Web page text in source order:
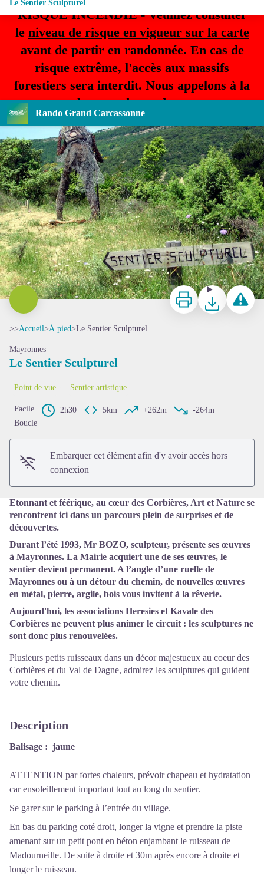
RISQUE INCENDIE - Veuillez consulter
le niveau de risque en vigueur sur la carte
avant de partir en randonnée. En cas de
risque extrême, l'accès aux massifs
forestiers sera interdit. Nous appelons à la
plus grande prudence.
Rando Grand Carcassonne
Le Sentier Sculpturel
Voir l'image en plein écran
ImprimerTéléchargerSignaler
>>Accueil>À pied>Le Sentier Sculpturel
Mayronnes
Le Sentier Sculpturel
Point de vue Sentier artistique
Facile 2h30 5km +262m
-264m
Boucle
Embarquer cet élément afin d'y avoir accès hors
connexion
Etonnant et féérique, au cœur des Corbières, Art et Nature se
rencontrent ici dans un parcours plein de surprises et de
découvertes.
Durant l’été 1993, Mr BOZO, sculpteur, présente ses œuvres
à Mayronnes. La Mairie acquiert une de ses œuvres, le
sentier devient permanent. A l’angle d’une ruelle de
Mayronnes ou à un détour du chemin, de nouvelles œuvres
en métal, pierre, argile, bois vous invitent à la rêverie.
Aujourd'hui, les associations Heresies et Kavale des
Corbières ne peuvent plus animer le circuit : les sculptures ne
sont donc plus renouvelées.
Plusieurs petits ruisseaux dans un décor majestueux au coeur des
Corbières et du Val de Dagne, admirez les sculptures qui guident
votre chemin.
Description
Balisage : jaune
ATTENTION par fortes chaleurs, prévoir chapeau et hydratation
car ensoleillement important tout au long du sentier.
Se garer sur le parking à l’entrée du village.
En bas du parking coté droit, longer la vigne et prendre la piste
amenant sur un petit pont en béton enjambant le ruisseau de
Madourneille. De suite à droite et 30m après encore à droite et
longer le ruisseau.